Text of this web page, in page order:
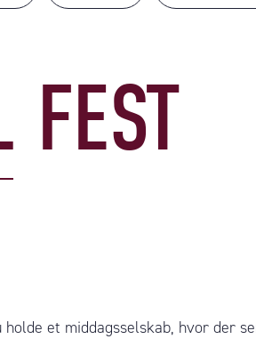
FEST
et middagsselskab, hvor der